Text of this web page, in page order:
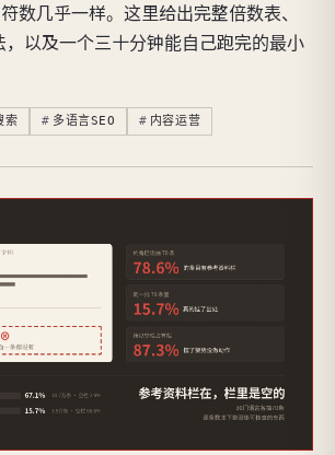
数几乎一样。这里给出完整倍数表、
以及一个三十分钟能自己跑完的最小
索 多语言SEO 内容运营